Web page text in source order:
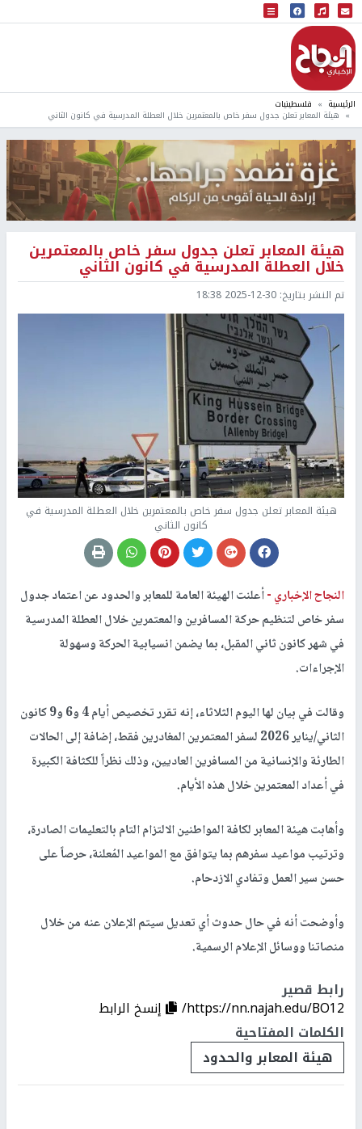
البث المباشر
إذاعة النجاح
الرئيسية فلسطينيات
هيئة المعابر تعلن جدول سفر خاص بالمعتمرين خلال العطلة المدرسية في كانون الثاني
هيئة المعابر تعلن جدول سفر خاص بالمعتمرين
خلال العطلة المدرسية في كانون الثاني
تم النشر بتاريخ: 2025-12-30 18:38
هيئة المعابر تعلن جدول سفر خاص بالمعتمرين خلال العطلة المدرسية في
كانون الثاني
النجاح الإخباري -أعلنت الهيئة العامة للمعابر والحدود عن اعتماد جدول
سفر خاص لتنظيم حركة المسافرين والمعتمرين خلال العطلة المدرسية
في شهر كانون ثاني المقبل، بما يضمن انسيابية الحركة وسهولة
الإجراءات.
وقالت في بيان لها اليوم الثلاثاء، إنه تقرر تخصيص أيام 4 و6 و9 كانون
الثاني/يناير 2026 لسفر المعتمرين المغادرين فقط، إضافة إلى الحالات
الطارئة والإنسانية من المسافرين العاديين، وذلك نظراً للكثافة الكبيرة
في أعداد المعتمرين خلال هذه الأيام.
وأهابت هيئة المعابر لكافة المواطنين الالتزام التام بالتعليمات الصادرة،
وترتيب مواعيد سفرهم بما يتوافق مع المواعيد المُعلنة، حرصاً على
حسن سير العمل وتفادي الازدحام.
وأوضحت أنه في حال حدوث أي تعديل سيتم الإعلان عنه من خلال
منصاتنا ووسائل الإعلام الرسمية.
رابط قصير
https://nn.najah.edu/BO12/
إنسخ الرابط
الكلمات المفتاحية
هيئة المعابر والحدود